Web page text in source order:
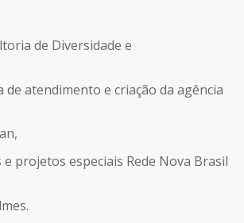
de Diversidade e
atendimento e criação da agência
projetos especiais Rede Nova Brasil